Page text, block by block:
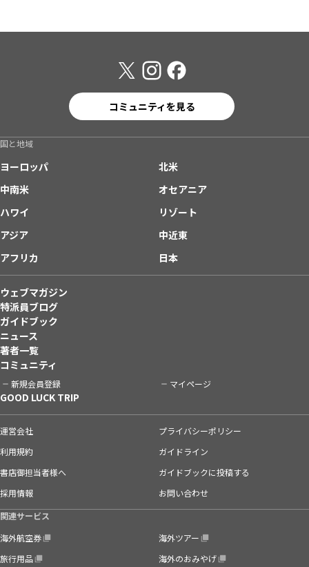
コミュニティを見る
国と地域
ヨーロッパ
北米
中南米
オセアニア
ハワイ
リゾート
アジア
中近東
アフリカ
日本
ウェブマガジン
特派員ブログ
ガイドブック
ニュース
著者一覧
コミュニティ
新規会員登録 マイページ
GOOD LUCK TRIP
運営会社
プライバシーポリシー
利用規約
ガイドライン
書店御担当者様へ
ガイドブックに投稿する
採用情報
お問い合わせ
関連サービス
海外航空券
海外ツアー
旅行用品
海外のおみやげ